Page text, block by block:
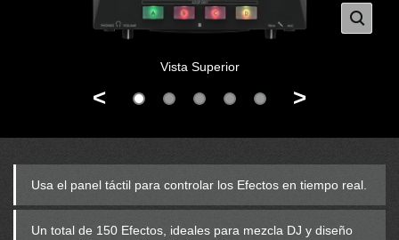
Vista Superior
< >
Usa el panel táctil para controlar los Efectos en tiempo real.
Un total de 150 Efectos, ideales para mezcla DJ y diseño